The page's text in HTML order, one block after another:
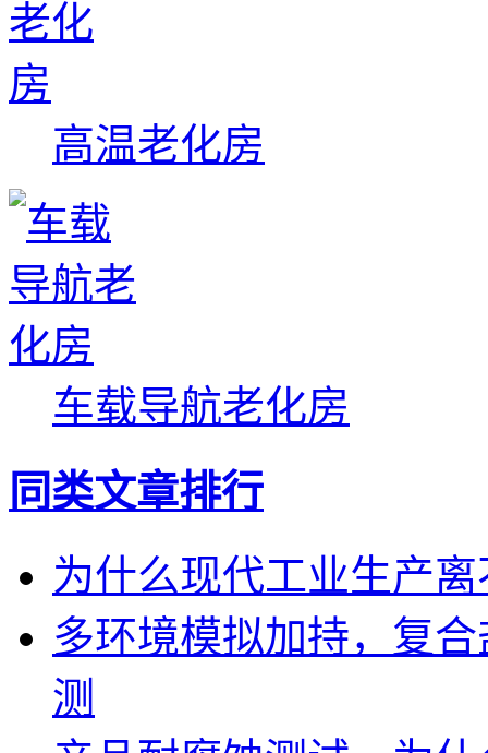
高温老化房
车载导航老化房
同类文章排行
为什么现代工业生产
多环境模拟加持，复
测